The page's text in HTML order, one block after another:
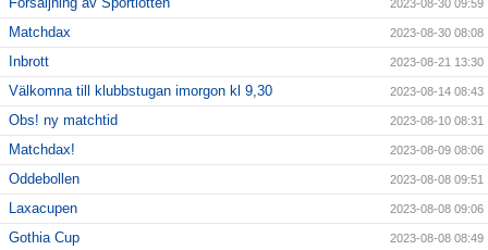
2023-08-30 09:59
Matchdax 2023-08-30 08:08
Inbrott 2023-08-21 13:30
Välkomna till klubbstugan imorgon kl 9,30 2023-08-14 08:43
Obs! ny matchtid 2023-08-10 08:31
Matchdax! 2023-08-09 08:06
Oddebollen 2023-08-08 09:51
Laxacupen 2023-08-08 09:06
Gothia Cup 2023-08-08 08:49